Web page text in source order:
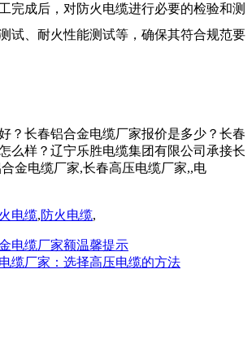
完成后，对防火电缆进行必要的检验和测
试、耐火性能测试等，确保其符合规范要
？长春铝合金电缆厂家报价是多少？长春
么样？辽宁乐胜电缆集团有限公司承接长
金电缆厂家,长春高压电缆厂家,,电
电缆,防火电缆,
电缆厂家额温馨提示
缆厂家：选择高压电缆的方法